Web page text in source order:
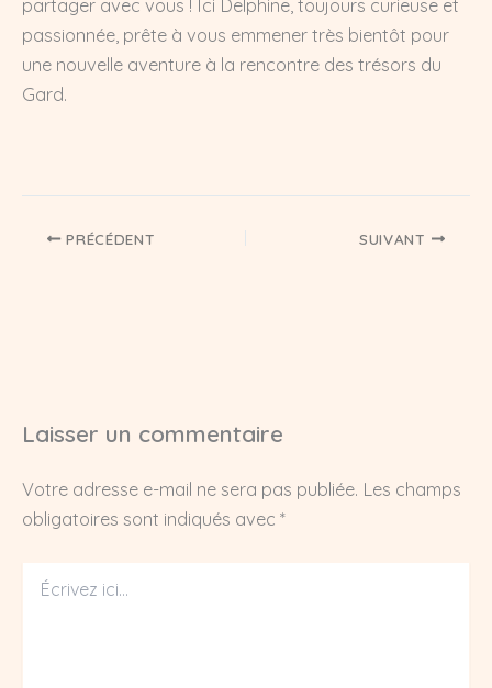
partager avec vous ! Ici Delphine, toujours curieuse et
passionnée, prête à vous emmener très bientôt pour
une nouvelle aventure à la rencontre des trésors du
Gard.
PRÉCÉDENT SUIVANT
Laisser un commentaire
Votre adresse e-mail ne sera pas publiée. Les champs
obligatoires sont indiqués avec *
ici…